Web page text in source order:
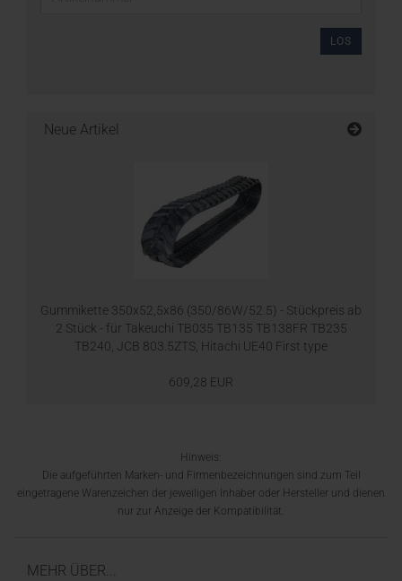
LOS
Neue Artikel
Gummikette 350x52,5x86 (350/86W/52.5) - Stückpreis ab
2 Stück - für Takeuchi TB035 TB135 TB138FR TB235
TB240, JCB 803.5ZTS, Hitachi UE40 First type
609,28 EUR
Hinweis:
Die aufgeführten Marken- und Firmenbezeichnungen sind zum Teil
eingetragene Warenzeichen der jeweiligen Inhaber oder Hersteller und dienen
nur zur Anzeige der Kompatibilität.
MEHR ÜBER...